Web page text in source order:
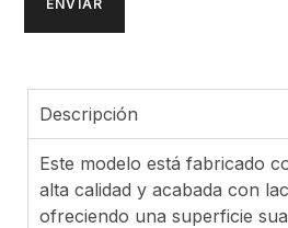
Descripción
Este modelo está fabricado
alta calidad y acabada con
ofreciendo una superficie